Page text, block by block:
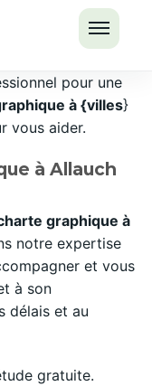
LE
pour une
à {villes}
vous aider.
à Allauch
graphique à
notre expertise
et vous
à son
délais et au
gratuite.